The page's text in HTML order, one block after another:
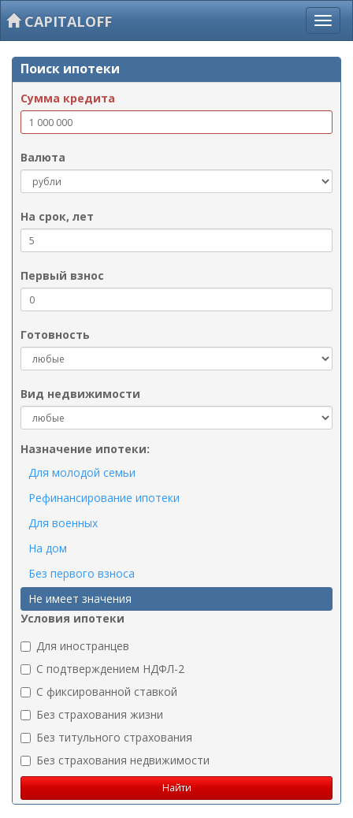
CAPITALOFF
Поиск ипотеки
Сумма кредита
Валюта
На срок, лет
Первый взнос
Готовность
Вид недвижимости
Назначение ипотеки:
Для молодой семьи
Рефинансирование ипотеки
Для военных
На дом
Без первого взноса
Не имеет значения
Условия ипотеки
Для иностранцев
C подтверждением НДФЛ-2
C фиксированной ставкой
Без страхования жизни
Без титульного страхования
Без страхования недвижимости